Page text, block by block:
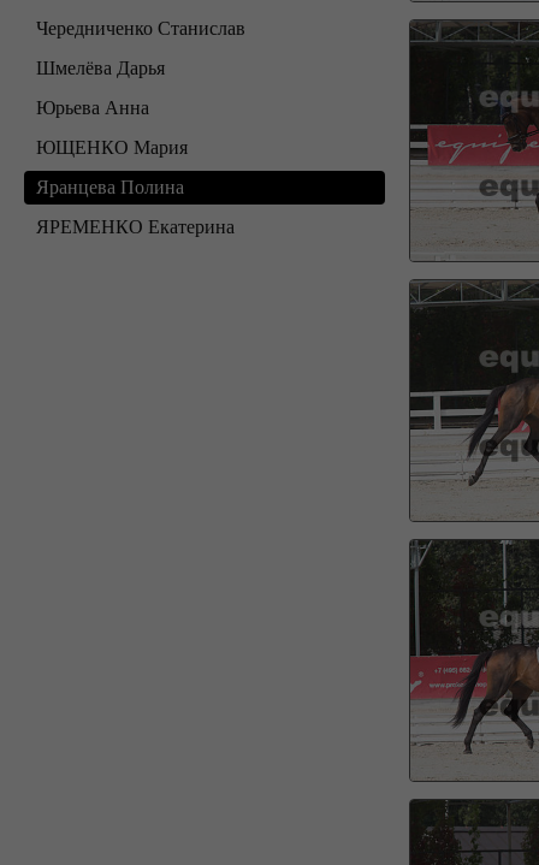
Чередниченко Станислав
Шмелёва Дарья
Юрьева Анна
ЮЩЕНКО Мария
Яранцева Полина
ЯРЕМЕНКО Екатерина